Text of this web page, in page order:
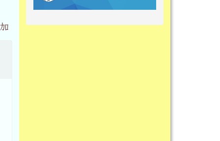
link to https://
link to https://10000.gov.tw/
link to https://eliteracy.edu.tw/
link to https://10000.gov.tw/
link to https://
link to https://
link to https://i.win.org.tw/
link to https://
link to https://
link to https://
link to https://